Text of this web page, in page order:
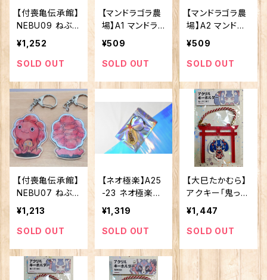
【付喪亀伝承館】
NEBU09 ねぶ
たろう アクリ
ルキーホルダー
¥1,252
SOLD OUT
【マンドラゴラ農
場】A1 マンドラ
ゴラアクキーA
¥509
SOLD OUT
【マンドラゴラ農
場】A2 マンドラ
ゴラアクキーB
¥509
SOLD OUT
【付喪亀伝承館】
NEBU07 ねぶ
たろう アクリ
ルキーホルダー
¥1,213
SOLD OUT
【ネオ極楽】A25
-23 ネオ極楽ア
クキー：販売用
¥1,319
SOLD OUT
【大巳たかむら】
アクキー「鬼っ子
（姉）」
¥1,447
SOLD OUT